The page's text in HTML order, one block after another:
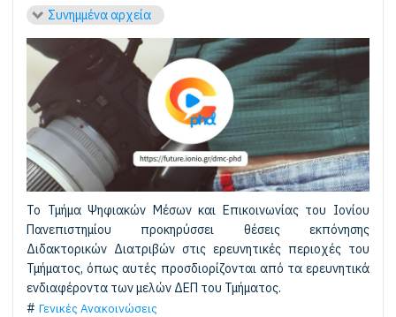
Συνημμένα αρχεία
Το Τμήμα Ψηφιακών Μέσων και Επικοινωνίας του Ιονίου
Πανεπιστημίου προκηρύσσει θέσεις εκπόνησης
Διδακτορικών Διατριβών στις ερευνητικές περιοχές του
Τμήματος, όπως αυτές προσδιορίζονται από τα ερευνητικά
ενδιαφέροντα των μελών ΔΕΠ του Τμήματος.
Γενικές Ανακοινώσεις